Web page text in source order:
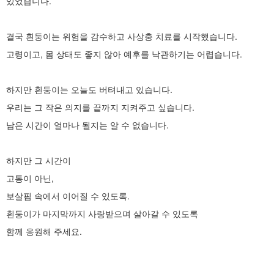
결국 흰둥이는 위험을 감수하고 사상충 치료를 시작했습니다.
고령이고, 몸 상태도 좋지 않아 예후를 낙관하기는 어렵습니다.
하지만 흰둥이는 오늘도 버텨내고 있습니다.
우리는 그 작은 의지를 끝까지 지켜주고 싶습니다.
남은 시간이 얼마나 될지는 알 수 없습니다.
하지만 그 시간이
고통이 아닌,
보살핌 속에서 이어질 수 있도록.
흰둥이가 마지막까지 사랑받으며 살아갈 수 있도록
함께 응원해 주세요.